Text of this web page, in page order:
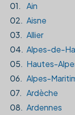
01.
Ain
02. Aisne
03. Allier
04. Alpes-de-
05. Hautes-
06. Alpes-
07. Ardèche
08. Ardennes